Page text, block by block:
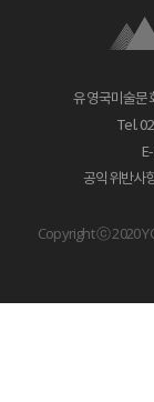
유영국미술문
Tel.
공익위반사
Copyright ⓒ 2020